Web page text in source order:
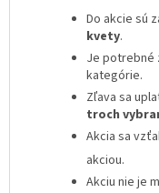
Do akcie sú
kvety.
Je potrebné
kategórie.
Zľava sa
troch
Akcia sa
akciou.
Akciu nie je